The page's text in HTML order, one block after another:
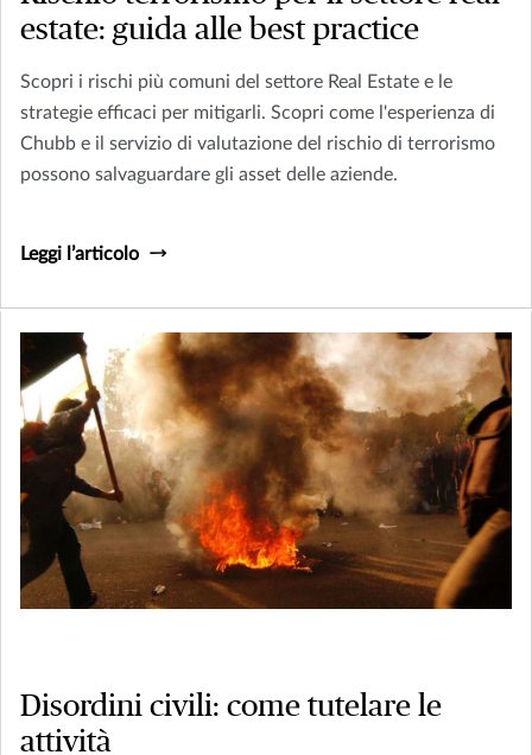
estate: guida alle best practice
Scopri i rischi più comuni del settore Real Estate e le
strategie efficaci per mitigarli. Scopri come l'esperienza di
Chubb e il servizio di valutazione del rischio di terrorismo
possono salvaguardare gli asset delle aziende.
Leggi l’articolo
Disordini civili: come tutelare le
attività